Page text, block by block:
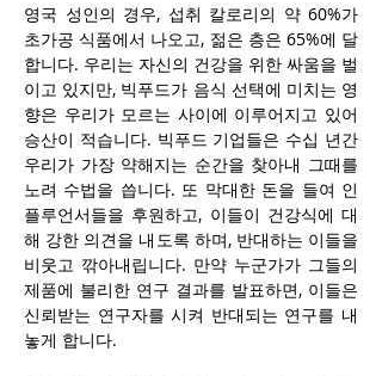
영국 성인의 경우, 섭취 칼로리의 약 60%가
초가공 식품에서 나오고, 젊은 층은 65%에 달
합니다. 우리는 자신의 건강을 위한 싸움을 벌
이고 있지만, 빅푸드가 음식 선택에 미치는 영
향은 우리가 모르는 사이에 이루어지고 있어
승산이 적습니다. 빅푸드 기업들은 수십 년간
우리가 가장 약해지는 순간을 찾아내 그때를
노려 수법을 씁니다. 또 막대한 돈을 들여 인
플루언서들을 후원하고, 이들이 건강식에 대
해 강한 의견을 내도록 하며, 반대하는 이들을
비웃고 깎아내립니다. 만약 누군가가 그들의
제품에 불리한 연구 결과를 발표하면, 이들은
신뢰받는 연구자를 시켜 반대되는 연구를 내
놓게 합니다.